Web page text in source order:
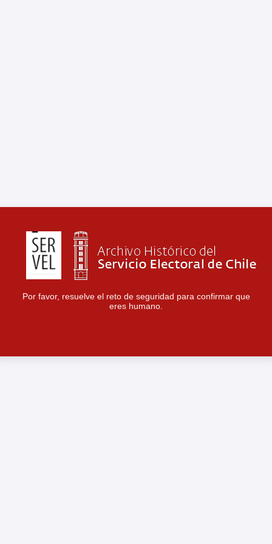
Por favor, resuelve el reto de seguridad para confirmar que
eres humano.